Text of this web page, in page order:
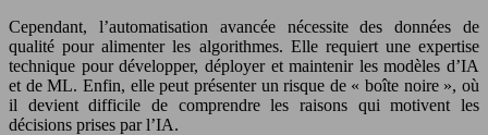
Cependant, l’automatisation avancée nécessite des données de
qualité pour alimenter les algorithmes. Elle requiert une expertise
technique pour développer, déployer et maintenir les modèles d’IA
et de ML. Enfin, elle peut présenter un risque de « boîte noire », où
il devient difficile de comprendre les raisons qui motivent les
décisions prises par l’IA.